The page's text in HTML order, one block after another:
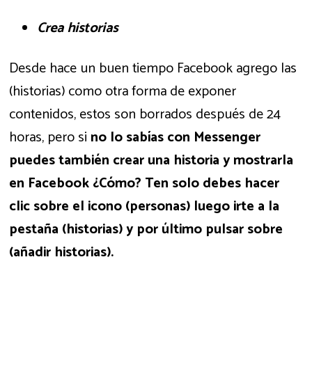
Crea historias
Desde hace un buen tiempo Facebook agrego las
(historias) como otra forma de exponer
contenidos, estos son borrados después de 24
horas, pero si no lo sabías con Messenger
puedes también crear una historia y mostrarla
en Facebook ¿Cómo? Ten solo debes hacer
clic sobre el icono (personas) luego irte a la
pestaña (historias) y por último pulsar sobre
(añadir historias).